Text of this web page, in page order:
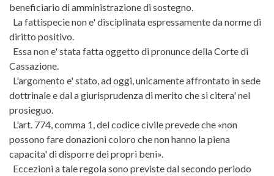
beneficiario di amministrazione di sostegno.
La fattispecie non e' disciplinata espressamente da norme di
diritto positivo.
Essa non e' stata fatta oggetto di pronunce della Corte di
Cassazione.
L'argomento e' stato, ad oggi, unicamente affrontato in sede
dottrinale e dal a giurisprudenza di merito che si citera' nel
prosieguo.
L'art. 774, comma 1, del codice civile prevede che «non
possono fare donazioni coloro che non hanno la piena
capacita' di disporre dei propri beni».
Eccezioni a tale regola sono previste dal secondo periodo